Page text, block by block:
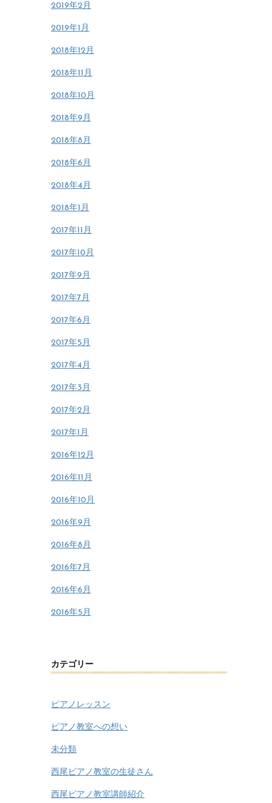
2019年2月
2019年1月
2018年12月
2018年11月
2018年10月
2018年9月
2018年8月
2018年6月
2018年4月
2018年1月
2017年11月
2017年10月
2017年9月
2017年7月
2017年6月
2017年5月
2017年4月
2017年3月
2017年2月
2017年1月
2016年12月
2016年11月
2016年10月
2016年9月
2016年8月
2016年7月
2016年6月
2016年5月
カテゴリー
ピアノレッスン
ピアノ教室への想い
未分類
西尾ピアノ教室の生徒さん
西尾ピアノ教室講師紹介